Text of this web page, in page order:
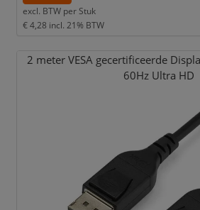
excl. BTW per Stuk
€ 4,28 incl. 21% BTW
2 meter VESA gecertificeerde
60Hz Ultra HD